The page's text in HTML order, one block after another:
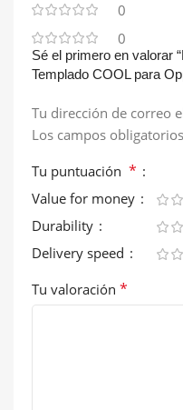
0
0
Sé el primero en valorar
Templado COOL para
Tu dirección de correo
Los campos
Tu puntuación *
Value for money
Durability
Delivery speed
Tu valoración *